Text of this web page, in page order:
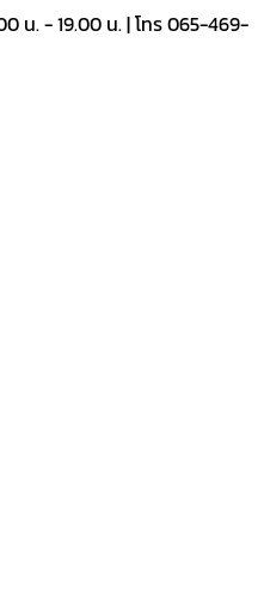
น. - 19.00 น. | โทร 065-469-